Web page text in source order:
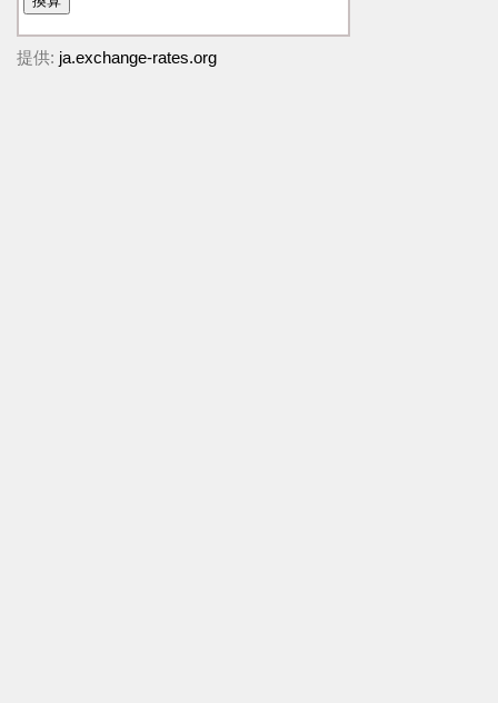
提供: ja.exchange-rates.org